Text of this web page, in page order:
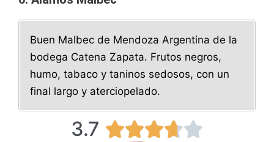
Buen Malbec de Mendoza Argentina de la
bodega Catena Zapata. Frutos negros,
humo, tabaco y taninos sedosos, con un
final largo y aterciopelado.
3.7 